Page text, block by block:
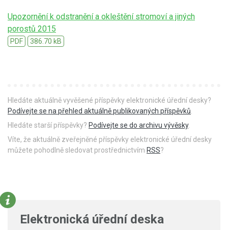
Upozornění k odstranění a okleštění stromoví a jiných
porostů 2015
PDF 386.70 kB
Hledáte aktuálně vyvěšené příspěvky elektronické úřední desky?
Podívejte se na přehled aktuálně publikovaných příspěvků
Hledáte starší příspěvky? Podívejte se do archivu vývěsky.
Víte, že aktuálně zveřejněné příspěvky elektronické úřední desky
můžete pohodlně sledovat prostřednictvím RSS?
Elektronická úřední deska